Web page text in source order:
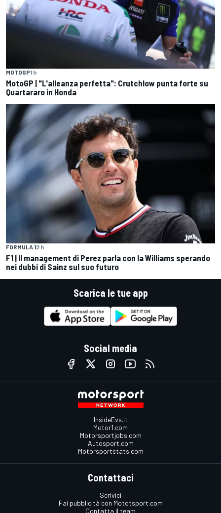
MOTOGP1 h
MotoGP | "L'alleanza perfetta": Crutchlow punta forte su
Quartararo in Honda
FORMULA 12 h
F1 | Il management di Perez parla con la Williams sperando
nei dubbi di Sainz sul suo futuro
Scarica le tue app
Social media
InsideEvs.it
Motor1.com
Motorsportjobs.com
Autosport.com
Motorsportstats.com
Contattaci
Scrivici
Fai pubblicità con Mototsport.com
Contatta il team